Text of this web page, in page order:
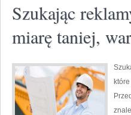
Szukając
miarę taniej,